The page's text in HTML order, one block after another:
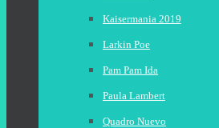
Kaisermania 2019
Larkin Poe
Pam Pam Ida
Paula Lambert
Quadro Nuevo